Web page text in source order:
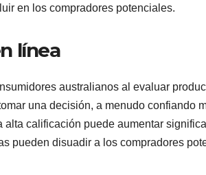
en los compradores potenciales.
línea
australianos al evaluar
una decisión, a menudo confiando
calificación puede aumentar
pueden disuadir a los compradores